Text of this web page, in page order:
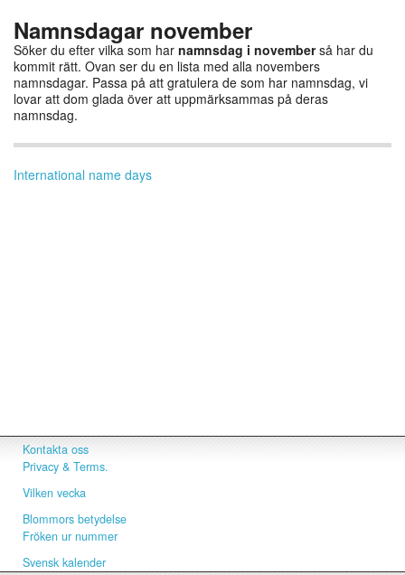
Namnsdagar november
Söker du efter vilka som har namnsdag i novemberså har du
kommit rätt. Ovan ser du en lista med alla novembers
namnsdagar. Passa på att gratulera de som har namnsdag, vi
lovar att dom glada över att uppmärksammas på deras
namnsdag.
International name days
Kontakta oss
Privacy & Terms.
Vilken vecka
Blommors betydelse
Fröken ur nummer
Svensk kalender